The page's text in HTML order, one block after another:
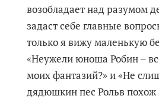
возобладает над разумом
задаст себе главные
только я вижу маленькую
«Неужели юноша Робин ‒
моих фантазий?» и «Не
дядюшкин пес Рольв похож